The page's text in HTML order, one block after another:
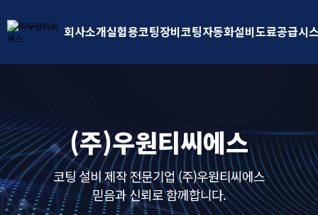
회사소개실험용코팅장비코팅자동화설비도료공급시
(주)우원티씨에스
코팅 설비 제작 전문기업 (주)우원티씨에스
믿음과 신뢰로 함께합니다.